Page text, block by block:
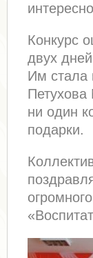
Конкурс
двух
Им стала
ни один
подарки.